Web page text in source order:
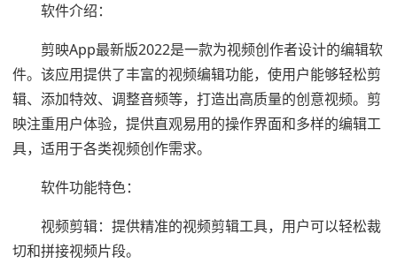
软件介绍：
剪映App最新版2022是一款为视频创作者设计的编辑软
件。该应用提供了丰富的视频编辑功能，使用户能够轻松剪
辑、添加特效、调整音频等，打造出高质量的创意视频。剪
映注重用户体验，提供直观易用的操作界面和多样的编辑工
具，适用于各类视频创作需求。
软件功能特色：
视频剪辑：提供精准的视频剪辑工具，用户可以轻松裁
切和拼接视频片段。